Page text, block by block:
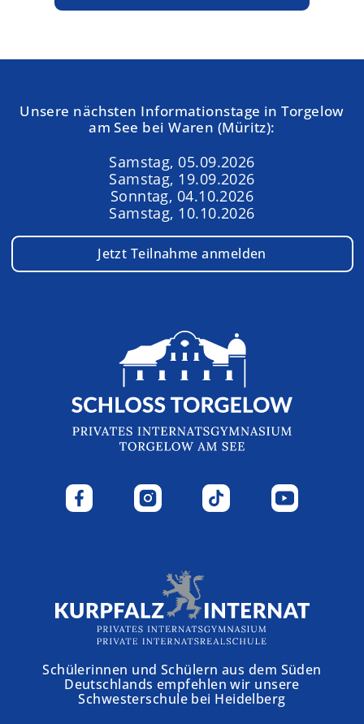
Unsere nächsten Informationstage in Torgelow
am See bei Waren (Müritz):
Samstag, 05.09.2026
Samstag, 19.09.2026
Sonntag, 04.10.2026
Samstag, 10.10.2026
Jetzt Teilnahme anmelden
Schülerinnen und Schülern aus dem Süden
Deutschlands empfehlen wir unsere
Schwesterschule bei Heidelberg